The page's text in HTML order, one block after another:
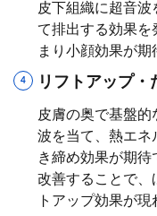
皮下組織に超音
て排出する効果を
まり小顔効果が期
リフトアップ・
皮膚の奥で基盤
波を当て、熱エネ
き締め効果が期
改善することで、
トアップ効果が現